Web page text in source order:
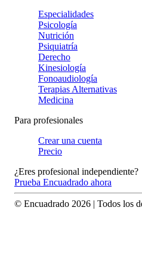
Especialidades
Psicología
Nutrición
Psiquiatría
Derecho
Kinesiología
Fonoaudiología
Terapias Alternativas
Medicina
Para profesionales
Crear una cuenta
Precio
¿Eres profesional independiente?
Prueba Encuadrado ahora
© Encuadrado 2026 | Todos los